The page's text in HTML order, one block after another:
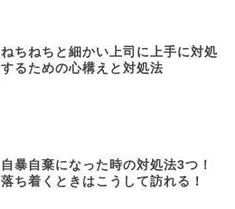
ねちねちと細かい上司に上手に対処
するための心構えと対処法
自暴自棄になった時の対処法3つ！
落ち着くときはこうして訪れる！